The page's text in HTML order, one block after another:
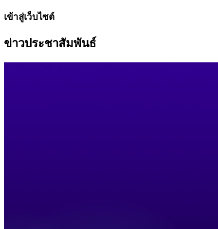
เข้าสู่เว็บไซต์
ข่าวประชาสัมพันธ์